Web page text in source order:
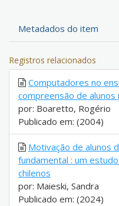
Metadados do item
Registros relacionados
Computadores no
compreensão de
por: Boaretto, Rogério
Publicado em: (2004)
Motivação de alunos
fundamental : um
chilenos
por: Maieski, Sandra
Publicado em: (2024)